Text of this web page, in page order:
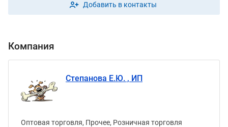
Добавить в контакты
Компания
Степанова Е.Ю. , ИП
Оптовая торговля, Прочее, Розничная торговля